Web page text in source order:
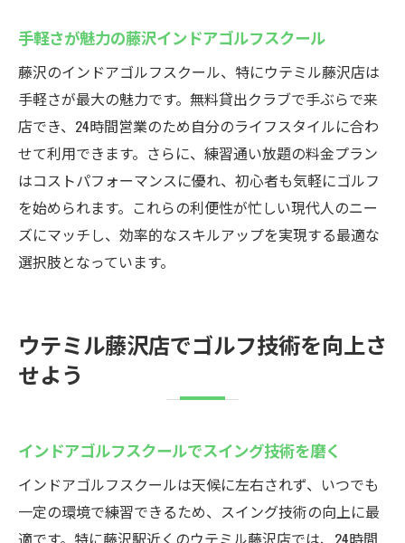
手軽さが魅力の藤沢インドアゴルフスクール
藤沢のインドアゴルフスクール、特にウテミル藤沢店は
手軽さが最大の魅力です。無料貸出クラブで手ぶらで来
店でき、24時間営業のため自分のライフスタイルに合わ
せて利用できます。さらに、練習通い放題の料金プラン
はコストパフォーマンスに優れ、初心者も気軽にゴルフ
を始められます。これらの利便性が忙しい現代人のニー
ズにマッチし、効率的なスキルアップを実現する最適な
選択肢となっています。
ウテミル藤沢店でゴルフ技術を向上さ
せよう
インドアゴルフスクールでスイング技術を磨く
インドアゴルフスクールは天候に左右されず、いつでも
一定の環境で練習できるため、スイング技術の向上に最
適です。特に藤沢駅近くのウテミル藤沢店では、24時間